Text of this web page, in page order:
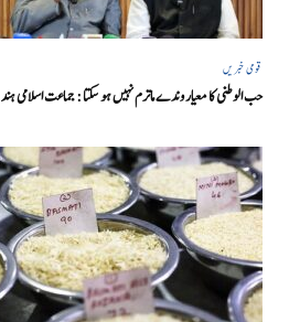
قومی خبریں
حب الوطنی کا معیار وندے ماترم نہیں ہو سکتا : جماعت اسلامی ہند